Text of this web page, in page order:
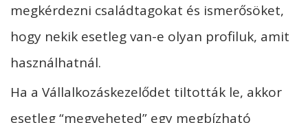
megkérdezni családtagokat és ismerősöket,
hogy nekik esetleg van-e olyan profiluk, amit
használhatnál.
Ha a Vállalkozáskezelődet tiltották le, akkor
esetleg “megveheted” egy megbízható